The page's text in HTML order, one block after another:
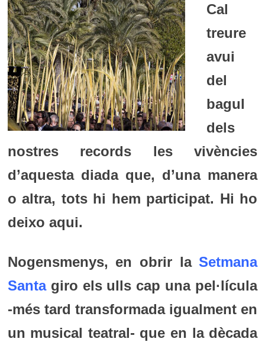
Cal
treure
avui
del
bagul
dels
nostres records les vivències
d’aquesta diada que, d’una manera
o altra, tots hi hem participat. Hi ho
deixo aqui.
Nogensmenys, en obrir laSetmana
Santagiro els ulls cap una pel·lícula
-més tard transformada igualment en
un musical teatral- que en la dècada